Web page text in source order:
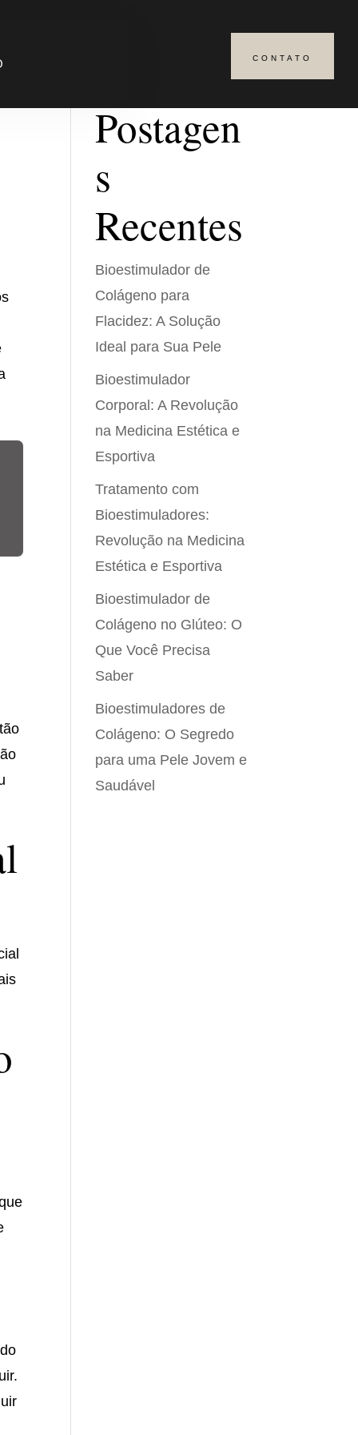
CONTATO
Postagen
s
Recentes
Bioestimulador de
Colágeno para
Flacidez: A Solução
Ideal para Sua Pele
Bioestimulador
Corporal: A Revolução
na Medicina Estética e
Esportiva
Tratamento com
Bioestimuladores:
Revolução na Medicina
Estética e Esportiva
Bioestimulador de
Colágeno no Glúteo: O
Que Você Precisa
Saber
Bioestimuladores de
Colágeno: O Segredo
para uma Pele Jovem e
Saudável